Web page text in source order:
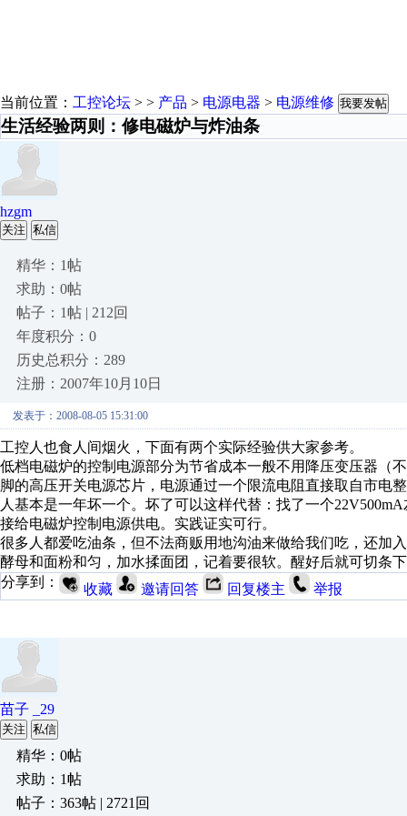
当前位置： 工控论坛 > > 产品 > 电源电器 > 电源维修 我要发帖
生活经验两则：修电磁炉与炸油条
hzgm
关注 私信
精华：1帖
求助：0帖
帖子：1帖 | 212回
年度积分：0
历史总积分：289
注册：2007年10月10日
发表于：2008-08-05 15:31:00
工控人也食人间烟火，下面有两个实际经验供大家参考。
低档电磁炉的控制电源部分为节省成本一般不用降压变压器（
脚的高压开关电源芯片，电源通过一个限流电阻直接取自市电
人基本是一年坏一个。坏了可以这样代替：找了一个
接给电磁炉控制电源供电。实践证实可行。
很多人都爱吃油条，但不法商贩用地沟油来做给我们吃，还加
酵母和面粉和匀，加水揉面团，记着要很软。醒好后就可切条
分享到：
收藏 邀请回答 回复楼主 举报
苗子 _29
关注 私信
精华：0帖
求助：1帖
帖子：363帖 | 2721回